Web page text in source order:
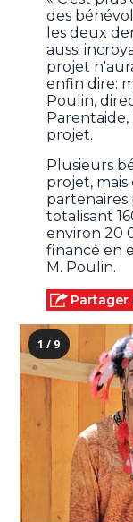
des
les deux
aussi
projet
enfin dire:
Poulin,
Parentaide,
projet.
Plusieurs
projet,
partenaires
totalisant
environ 20
financé en
M. Poulin.
Partager
1 / 9